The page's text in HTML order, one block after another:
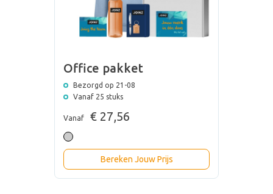
Office pakket
Bezorgd op 21-08
Vanaf 25 stuks
Vanaf € 27,56
Bereken Jouw Prijs